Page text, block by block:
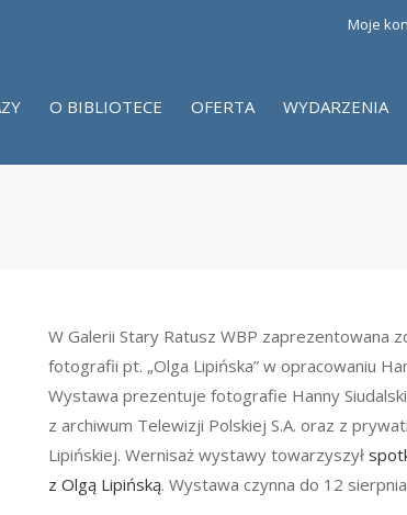
Moje
O BIBLIOTECE OFERTA WYDARZENIA
W Galerii Stary Ratusz WBP zaprezentowana
fotografii pt. „Olga Lipińska” w opracowaniu
Wystawa prezentuje fotografie Hanny
z archiwum Telewizji Polskiej S.A. oraz z
Lipińskiej. Wernisaż wystawy towarzyszył
z Olgą Lipińską. Wystawa czynna do 12